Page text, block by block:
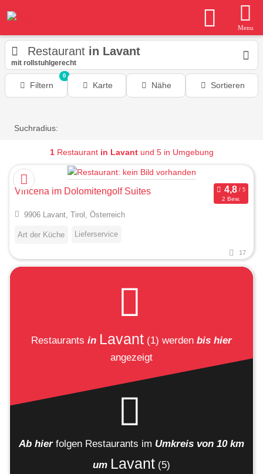
Menu
Restaurant in Lavant
mit rollstuhlgerecht
Filtern
0
Karte Nähe Sortieren
Suchradius:
1Restaurant in Lavantund 5 in Umgebung
Vincena im Dolomitengolf Suites
2 Bew.
9906 Lavant, Tirol, Österreich
Art der Küche Lieferservice
17
Restaurants in Lavant (1) werden bis hier
angezeigt
Ab hier folgen Restaurants im Umkreis von 10 km
um Lavant (5)